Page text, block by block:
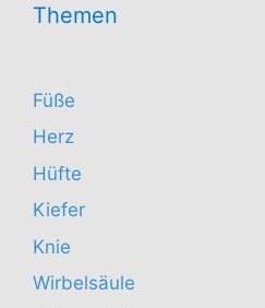
Themen
Füße
Herz
Hüfte
Kiefer
Knie
Wirbelsäule